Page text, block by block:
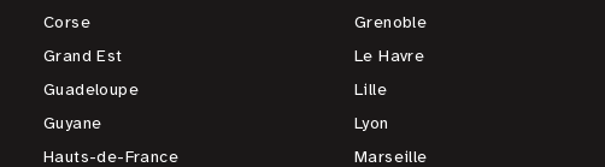
Corse
Grand Est
Guadeloupe
Guyane
Hauts-de-France
Grenoble
Le Havre
Lille
Lyon
Marseille